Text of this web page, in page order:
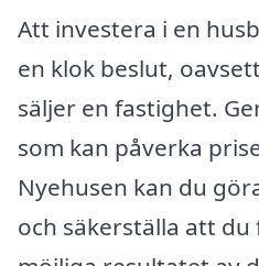
Att investera i en
en klok beslut,
säljer en fastighet.
som kan påverka
Nyehusen kan du
och säkerställa att du